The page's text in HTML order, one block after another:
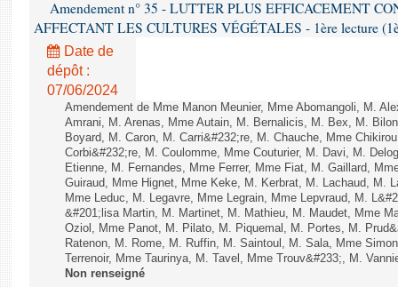
Dossiers législatifs
Budget et sécurité sociale
Questions écrites et orales
Comptes rendus des débats
Amendement n° 35 - LUTTER PLUS EFFICACEMENT
AFFECTANT LES CULTURES VÉGÉTALES - 1ère lecture
Date de
dépôt :
07/06/2024
Amendement de Mme Manon Meunier, Mme Abomangoli, M.
Amrani, M. Arenas, Mme Autain, M. Bernalicis, M. Bex, M.
Boyard, M. Caron, M. Carri&#232;re, M. Chauche, Mme
Corbi&#232;re, M. Coulomme, Mme Couturier, M. Davi, M.
Etienne, M. Fernandes, Mme Ferrer, Mme Fiat, M. Gaillard,
Guiraud, Mme Hignet, Mme Keke, M. Kerbrat, M. Lachaud, M.
Mme Leduc, M. Legavre, Mme Legrain, Mme Lepvraud, M.
&#201;lisa Martin, M. Martinet, M. Mathieu, M. Maudet, Mme
Oziol, Mme Panot, M. Pilato, M. Piquemal, M. Portes, M.
Ratenon, M. Rome, M. Ruffin, M. Saintoul, M. Sala, Mme
Terrenoir, Mme Taurinya, M. Tavel, Mme Trouv&#233;, M.
Non renseigné